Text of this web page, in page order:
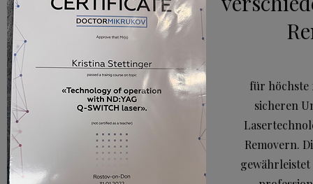
für höchste
sicheren
Removern.
gewährleistet